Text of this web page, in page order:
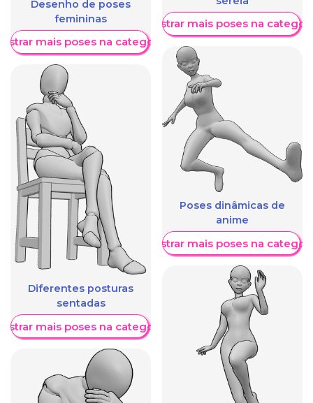
Desenho de poses
femininas
mais poses na categoria
Diferentes posturas
sentadas
mais poses na categoria
Mostrar mais poses na
Poses dinâmicas de
anime
Mostrar mais poses na